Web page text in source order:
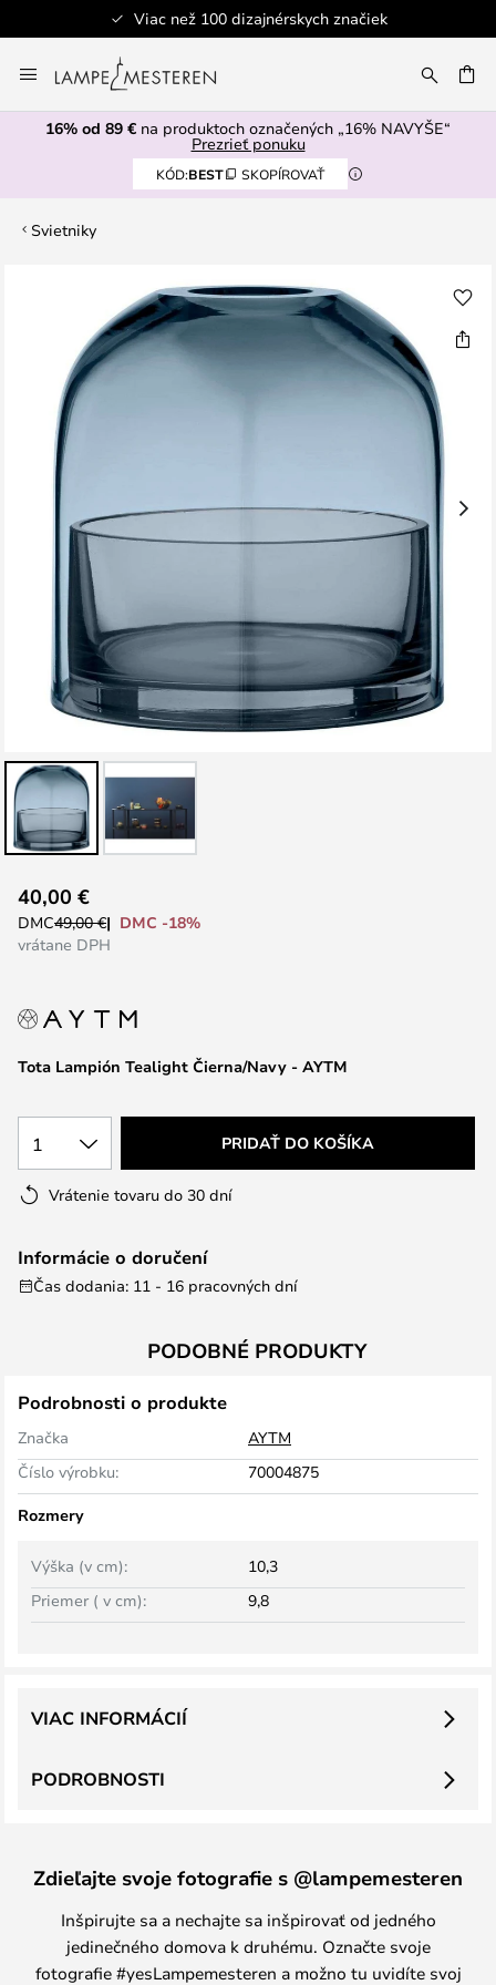
Viac než 100 dizajnérskych značiek
to
Content
16% od 89 € na produktoch označených „16% NAVYŠE“
Prezrieť ponuku
KÓD:BEST SKOPÍROVAŤ
Svietniky
obrázkov
na
začiatok
Tota Lampión Tealight Čierna/Navy - AYTM
40,00 €
DMC49,00 €
DMC -18%
vrátane DPH
1 PRIDAŤ DO KOŠÍKA
Vrátenie tovaru do 30 dní
Informácie o doručení
Čas dodania: 11 - 16 pracovných dní
PODOBNÉ PRODUKTY
Podrobnosti o produkte
Značka
AYTM
Číslo výrobku:
70004875
Rozmery
Výška (v cm):
10,3
Priemer ( v cm):
9,8
PODROBNOSTI
VIAC INFORMÁCIÍ
Zdieľajte svoje fotografie s @lampemesteren
Inšpirujte sa a nechajte sa inšpirovať od jedného
jedinečného domova k druhému. Označte svoje
fotografie #yesLampemesteren a možno tu uvidíte svoj